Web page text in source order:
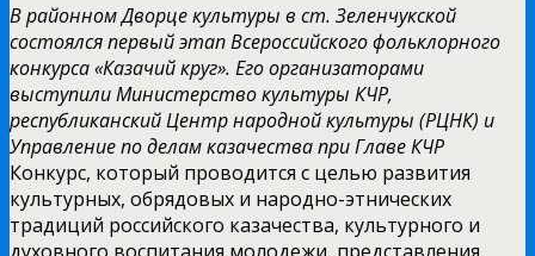
В районном Дворце культуры в ст. Зеленчукской
состоялся первый этап Всероссийского фольклорного
конкурса «Казачий круг». Его организаторами
выступили Министерство культуры КЧР,
республиканский Центр народной культуры (РЦНК) и
Управление по делам казачества при Главе КЧР
Конкурс, который проводится с целью развития
культурных, обрядовых и народно-этнических
традиций российского казачества, культурного и